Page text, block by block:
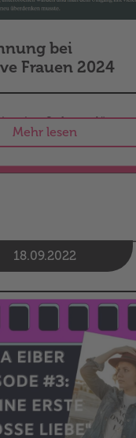
bei
Frauen 2024
ist eine Softwarelösung
Mehr lesen
18.09.2022